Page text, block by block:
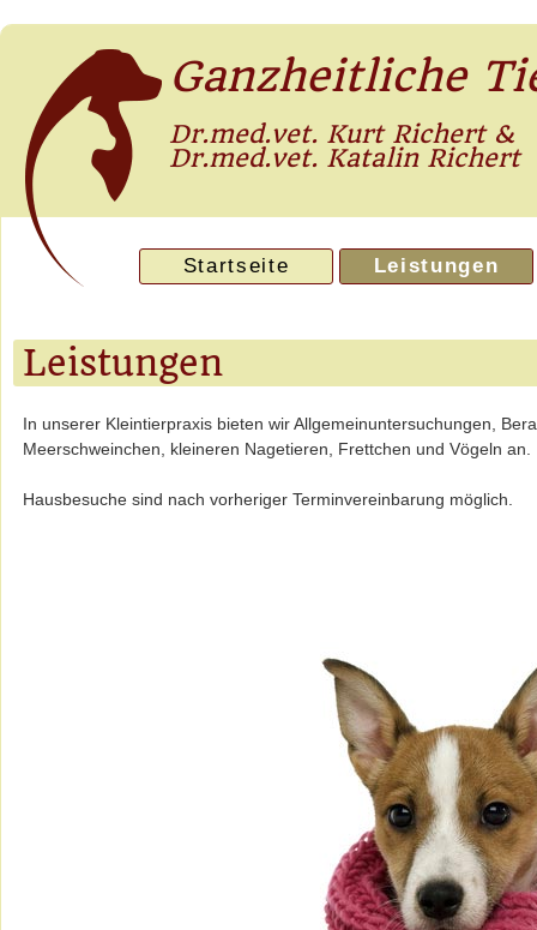
Ganzheitliche
Dr.med.vet. Kurt Richert &
Dr.med.vet. Katalin Richert
Navigation
überspringen
Startseite Leistungen
Leistungen
In unserer Kleintierpraxis bieten wir Allgemeinuntersuchungen,
Meerschweinchen, kleineren Nagetieren, Frettchen und Vögeln an.
Hausbesuche sind nach vorheriger Terminvereinbarung möglich.